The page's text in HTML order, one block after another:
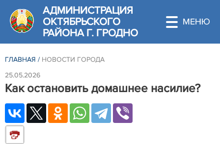
АДМИНИСТРАЦИЯ
ОКТЯБРЬСКОГО
РАЙОНА Г. ГРОДНО
ГЛАВНАЯ / НОВОСТИ ГОРОДА
25.05.2026
Как остановить домашнее насилие?